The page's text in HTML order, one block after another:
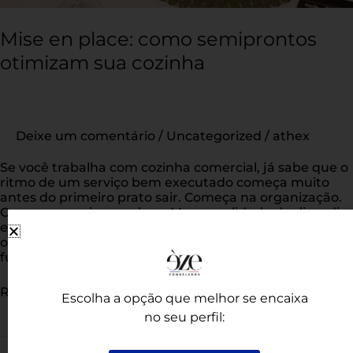
Mise en place: como semiprontos
otimizam sua cozinha
Deixe um comentário / Uncategorized / athex
Se você trabalha com cozinha comercial, já sabe que o
ritmo de um serviço bem executado começa muito
antes do primeiro prato sair. Começa na organização.
Começa na mise en place. Mas a realidade do dia a dia
em hotéis, restaurantes e operações de food service é
outra: equipes enxutas, alta rotatividade de
funcionários, picos
Read More »Escolha a opção que melhor se encaixa
no seu perfil: